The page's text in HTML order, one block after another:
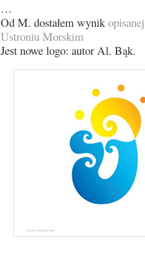
…
Od M. dostałem wynik
Ustroniu Morskim
Jest nowe logo: autor Al. Bąk.